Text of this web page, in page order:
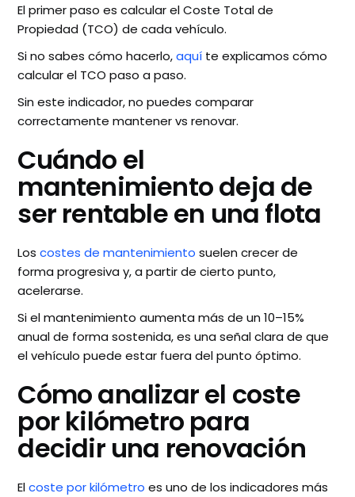
El primer paso es calcular el Coste Total de
Propiedad (TCO) de cada vehículo.
Si no sabes cómo hacerlo,aquí te explicamos cómo
calcular el TCO paso a paso.
Sin este indicador, no puedes comparar
correctamente mantener vs renovar.
Cuándo el
mantenimiento deja de
ser rentable en una flota
Loscostes de mantenimiento suelen crecer de
forma progresiva y, a partir de cierto punto,
acelerarse.
Si el mantenimiento aumenta más de un 10–15%
anual de forma sostenida, es una señal clara de que
el vehículo puede estar fuera del punto óptimo.
Cómo analizar el coste
por kilómetro para
decidir una renovación
Elcoste por kilómetro es uno de los indicadores más